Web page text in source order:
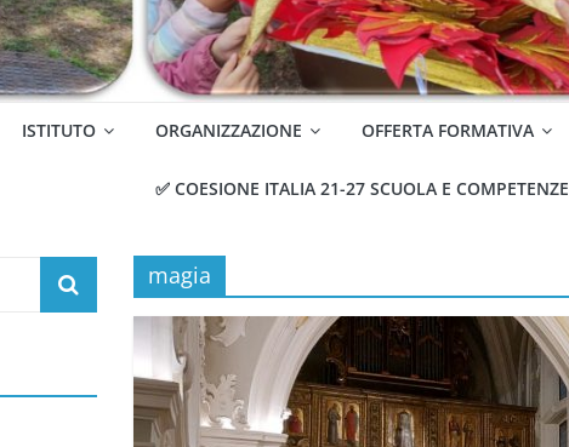
ISTITUTO ORGANIZZAZIONE OFFERTA FORMATIVA
✅ COESIONE ITALIA 21-27 SCUOLA E COMPETENZE
magia